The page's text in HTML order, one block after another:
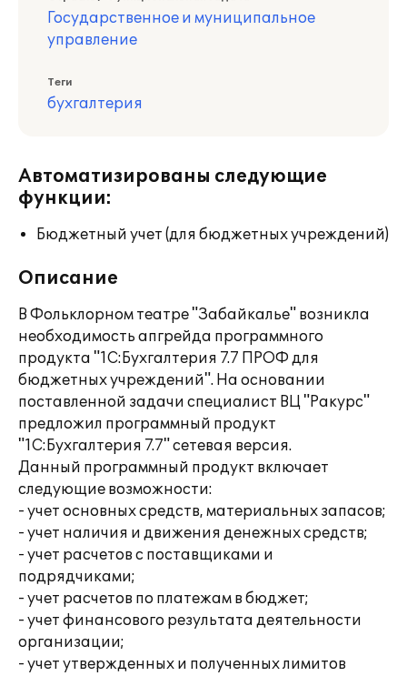
Государственное и муниципальное
управление
Теги
бухгалтерия
Автоматизированы следующие
функции:
Бюджетный учет (для бюджетных учреждений)
Описание
В Фольклорном театре "Забайкалье" возникла
необходимость апгрейда программного
продукта "1С:Бухгалтерия 7.7 ПРОФ для
бюджетных учреждений". На основании
поставленной задачи специалист ВЦ "Ракурс"
предложил программный продукт
"1С:Бухгалтерия 7.7" сетевая версия.
Данный программный продукт включает
следующие возможности:
- учет основных средств, материальных запасов;
- учет наличия и движения денежных средств;
- учет расчетов с поставщиками и
подрядчиками;
- учет расчетов по платежам в бюджет;
- учет финансового результата деятельности
организации;
- учет утвержденных и полученных лимитов